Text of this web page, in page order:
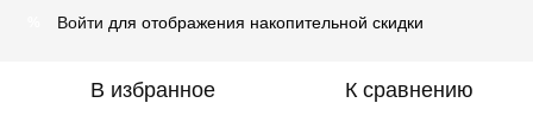
Войти для отображения накопительной скидки
В избранное К сравнению